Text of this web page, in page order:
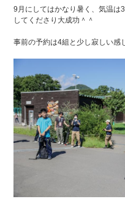
9月にしてはかなり暑く、気温は
してくださり大成功＾＾
事前の予約は4組と少し寂しい感